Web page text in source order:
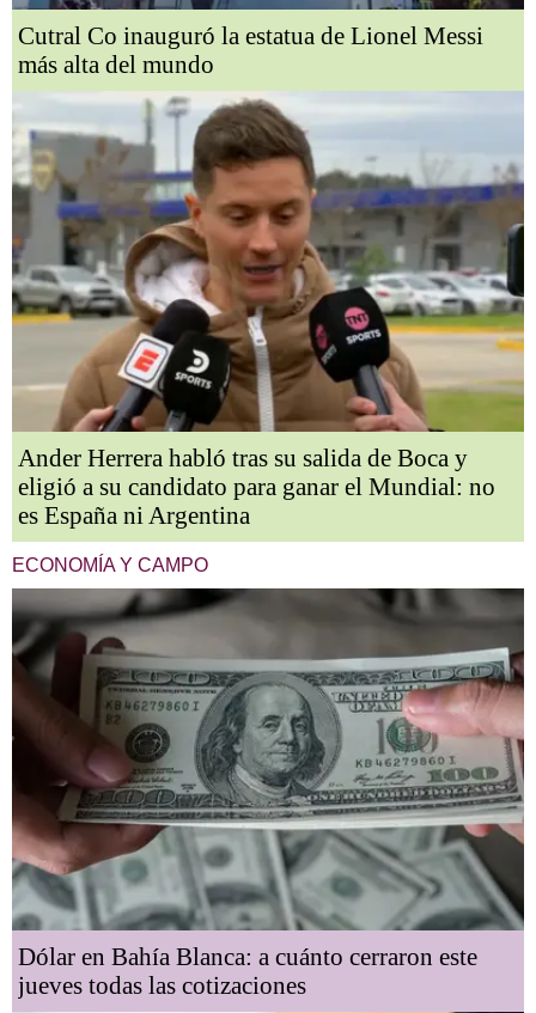
Cutral Co inauguró la estatua de Lionel Messi
más alta del mundo
Ander Herrera habló tras su salida de Boca y
eligió a su candidato para ganar el Mundial: no
es España ni Argentina
ECONOMÍA Y CAMPO
Dólar en Bahía Blanca: a cuánto cerraron este
jueves todas las cotizaciones